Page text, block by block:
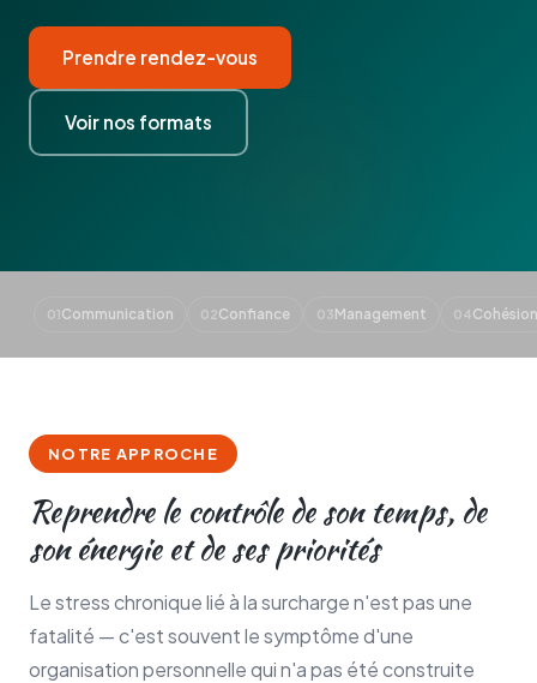
Prendre rendez-vous
Voir nos formats
01Communication 02Confiance 03Management 04Cohésion
NOTRE APPROCHE
Reprendre le contrôle de son temps, de
son énergie et de ses priorités
Le stress chronique lié à la surcharge n'est pas une
fatalité — c'est souvent le symptôme d'une
organisation personnelle qui n'a pas été construite